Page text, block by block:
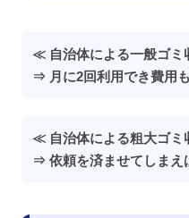
≪ 自治体による一般ゴ
⇒ 月に2回利用でき費用
≪ 自治体による粗大ゴ
⇒ 依頼を済ませてしまえ